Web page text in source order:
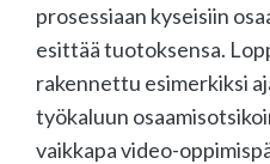
prosessiaan kyseisiin
esittää tuotoksensa.
rakennettu esimerkiksi
työkaluun
vaikkapa video-